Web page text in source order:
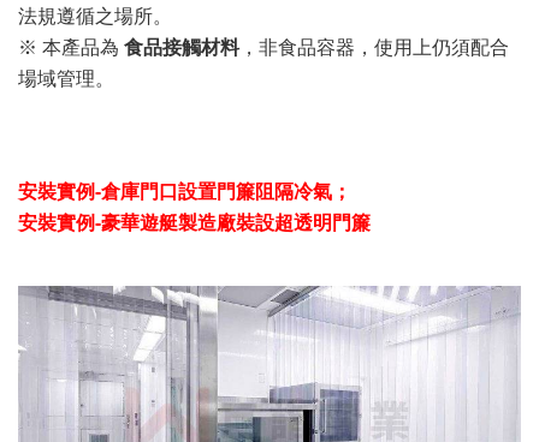
法規遵循之場所。
※ 本產品為 食品接觸材料，非食品容器，使用上仍須配合
場域管理。
安裝實例-倉庫門口設置門簾阻隔冷氣；
安裝實例-豪華遊艇製造廠裝設超透明門簾